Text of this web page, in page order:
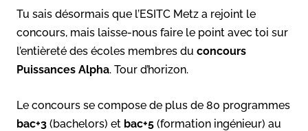
Tu sais désormais que l’ESITC Metz a rejoint le
concours, mais laisse-nous faire le point avec toi sur
l’entièreté des écoles membres du concours
Puissances Alpha. Tour d’horizon.
Le concours se compose de plus de 80 programmes
bac+3 (bachelors) et bac+5 (formation ingénieur) au